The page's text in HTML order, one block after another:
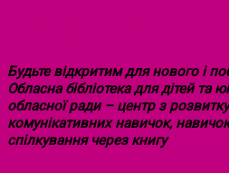
Будьте відкритим для нового і
Обласна бібліотека для дітей та
обласної ради – центр з
комунікативних навичок,
спілкування через книгу